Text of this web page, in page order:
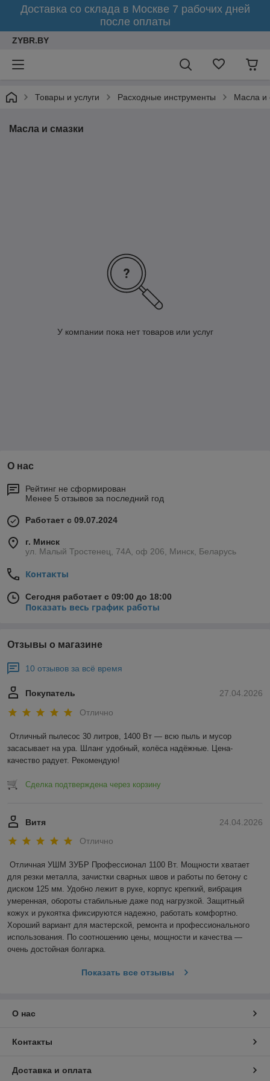
Доставка со склада в Москве 7 рабочих дней
после оплаты
ZYBR.BY
Товары и услуги Расходные инструменты Масла и
Масла и смазки
У компании пока нет товаров или услуг
О нас
Рейтинг не сформирован
Менее 5 отзывов за последний год
Работает с 09.07.2024
г. Минск
ул. Малый Тростенец, 74А, оф 206, Минск, Беларусь
Контакты
Сегодня работает с 09:00 до 18:00
Показать весь график работы
Отзывы о магазине
10 отзывов за всё время
27.04.2026
Покупатель
Отлично
Отличный пылесос 30 литров, 1400 Вт — всю пыль и мусор
засасывает на ура. Шланг удобный, колёса надёжные. Цена-
качество радует. Рекомендую!
Сделка подтверждена через корзину
24.04.2026
Витя
Отлично
Отличная УШМ ЗУБР Профессионал 1100 Вт. Мощности хватает
для резки металла, зачистки сварных швов и работы по бетону с
диском 125 мм. Удобно лежит в руке, корпус крепкий, вибрация
умеренная, обороты стабильные даже под нагрузкой. Защитный
кожух и рукоятка фиксируются надежно, работать комфортно.
Хороший вариант для мастерской, ремонта и профессионального
использования. По соотношению цены, мощности и качества —
очень достойная болгарка.
Показать все отзывы
О нас
Контакты
Доставка и оплата